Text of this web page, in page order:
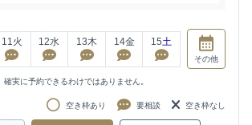
11火 12水 13木 14金 15土
その他
実に予約できるわけではありません。
空き枠あり 要相談 空き枠なし